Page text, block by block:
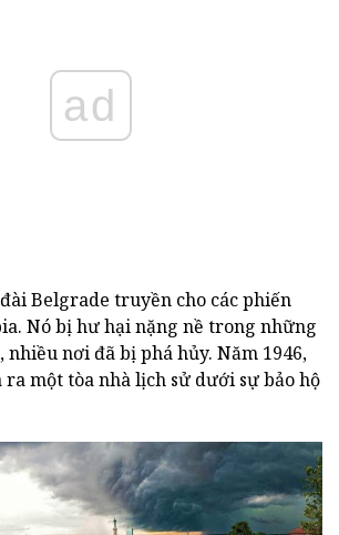
ad
Belgrade truyền cho các phiến
Nó bị hư hại nặng nề trong những
nơi đã bị phá hủy. Năm 1946,
một tòa nhà lịch sử dưới sự bảo hộ